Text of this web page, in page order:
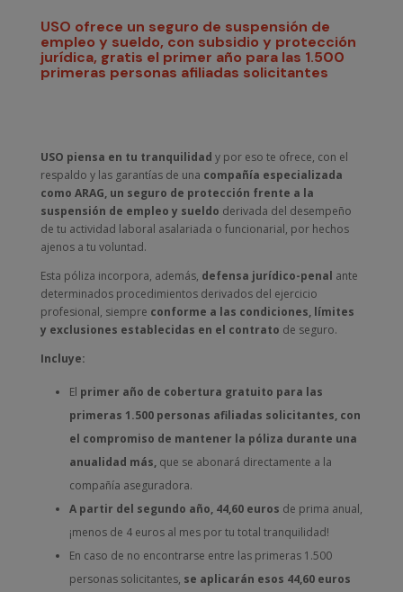
USO ofrece un seguro de suspensión de
empleo y sueldo, con subsidio y protección
jurídica, gratis el primer año para las 1.500
primeras personas afiliadas solicitantes
USO piensa en tu tranquilidad y por eso te ofrece, con el
respaldo y las garantías de una compañía especializada
como ARAG, un seguro de protección frente a la
suspensión de empleo y sueldo derivada del desempeño
de tu actividad laboral asalariada o funcionarial, por hechos
ajenos a tu voluntad.
Esta póliza incorpora, además, defensa jurídico-penal ante
determinados procedimientos derivados del ejercicio
profesional, siempre conforme a las condiciones, límites
y exclusiones establecidas en el contrato de seguro.
Incluye:
El primer año de cobertura gratuito para las
primeras 1.500 personas afiliadas solicitantes, con
el compromiso de mantener la póliza durante una
anualidad más,que se abonará directamente a la
compañía aseguradora.
A partir del segundo año, 44,60 euros de prima anual,
¡menos de 4 euros al mes por tu total tranquilidad!
En caso de no encontrarse entre las primeras 1.500
personas solicitantes, se aplicarán esos 44,60 euros